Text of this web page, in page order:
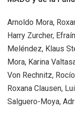
Arnoldo Mora,
Harry Zurcher,
Meléndez, Klaus
Mora, Karina
Von Rechnitz,
Roxana Clausen,
Salguero-Moya,